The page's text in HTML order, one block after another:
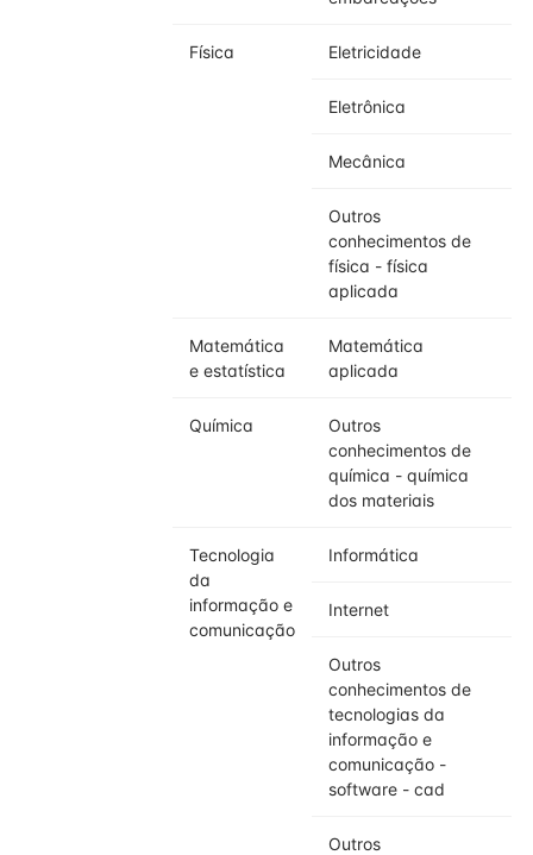
Física Eletricidade
Eletrônica
Mecânica
Outros
conhecimentos de
física - física
aplicada
Matemática
e estatística
Matemática
aplicada
Química
Outros
conhecimentos de
química - química
dos materiais
Tecnologia
da
informação e
comunicação
Informática
Internet
Outros
conhecimentos de
tecnologias da
informação e
comunicação -
software - cad
Outros